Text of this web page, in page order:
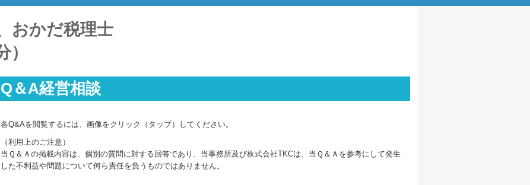
Q＆A経営相談
各Q&Aを閲覧するには、画像をクリック（タップ）してください。
（利用上のご注意）
当Ｑ＆Ａの掲載内容は、個別の質問に対する回答であり、当事務所及び株式会社TKCは、当Ｑ＆Ａを参考にして発生
した不利益や問題について何ら責任を負うものではありません。